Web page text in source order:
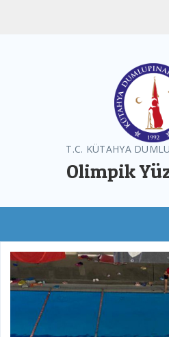
T.C. KÜTAHYA
Olimpik
Previous